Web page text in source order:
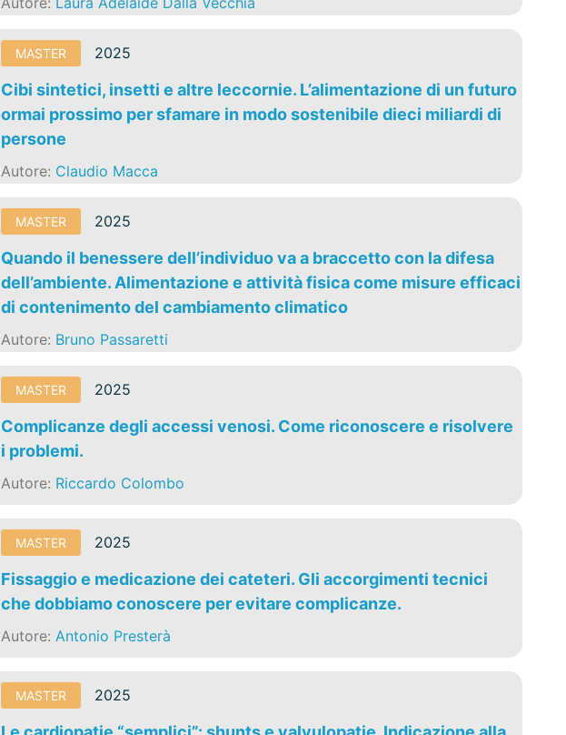
MASTER 2025
Cibi sintetici, insetti e altre leccornie. L’alimentazione di un futuro
ormai prossimo per sfamare in modo sostenibile dieci miliardi di
persone
Autore: Claudio Macca
MASTER 2025
Quando il benessere dell’individuo va a braccetto con la difesa
dell’ambiente. Alimentazione e attività fisica come misure efficaci
di contenimento del cambiamento climatico
Autore: Bruno Passaretti
MASTER 2025
Complicanze degli accessi venosi. Come riconoscere e risolvere
i problemi.
Autore: Riccardo Colombo
MASTER 2025
Fissaggio e medicazione dei cateteri. Gli accorgimenti tecnici
che dobbiamo conoscere per evitare complicanze.
Autore: Antonio Presterà
MASTER 2025